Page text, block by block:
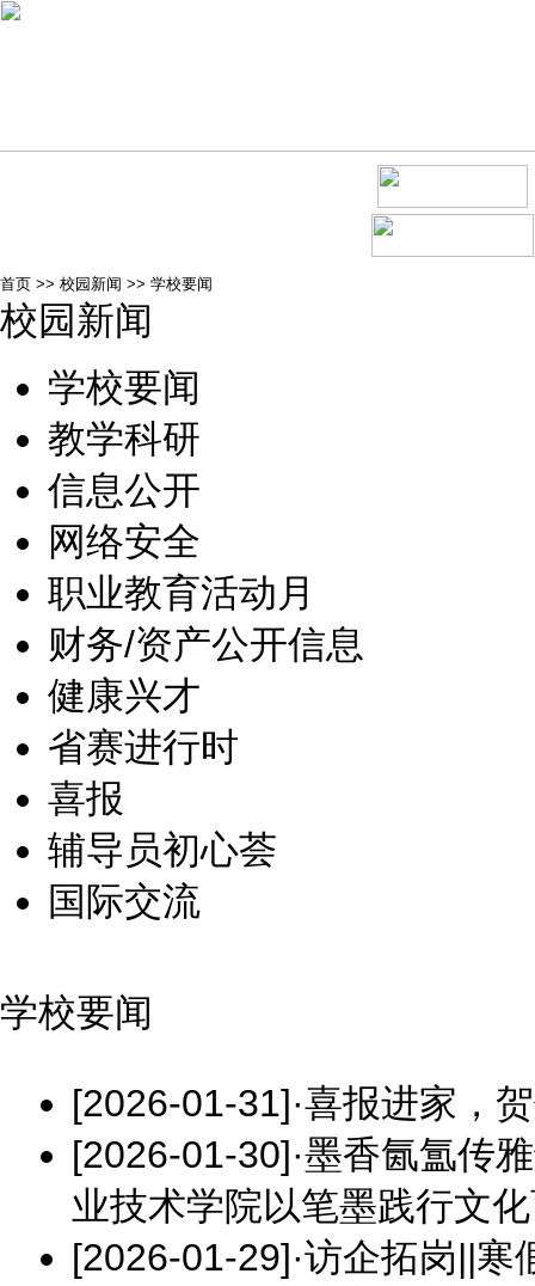
首页 >> 校园新闻 >> 学校要闻
校园新闻
学校要闻
教学科研
信息公开
网络安全
职业教育活动月
财务/资产公开信息
健康兴才
省赛进行时
喜报
辅导员初心荟
国际交流
学校要闻
[2026-01-31]·喜报进家，
[2026-01-30]·墨香氤氲传
业技术学院以笔墨践行文
[2026-01-29]·访企拓岗||寒